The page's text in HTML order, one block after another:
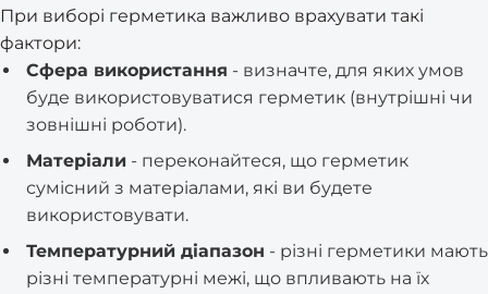
При виборі герметика важливо врахувати такі
фактори:
Сфера використання - визначте, для яких умов
буде використовуватися герметик (внутрішні чи
зовнішні роботи).
Матеріали - переконайтеся, що герметик
сумісний з матеріалами, які ви будете
використовувати.
Температурний діапазон - різні герметики мають
різні температурні межі, що впливають на їх